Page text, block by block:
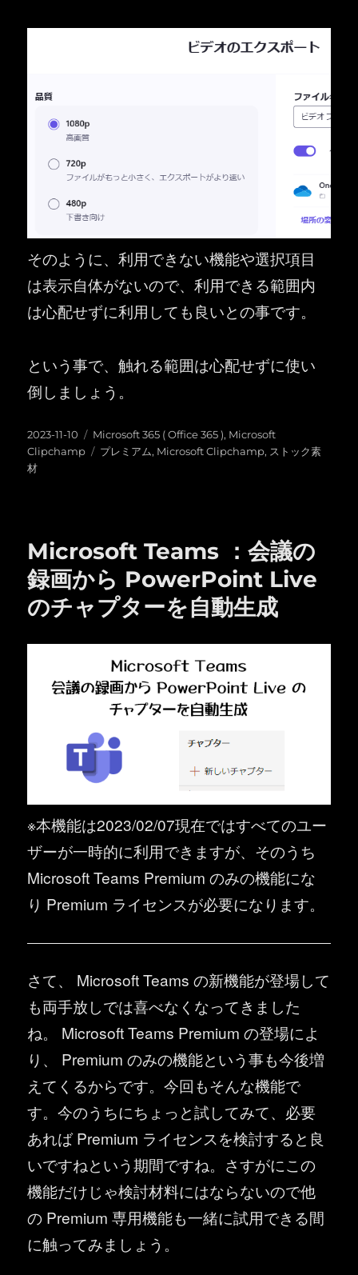
そのように、利用できない機能や選択項目
は表示自体がないので、利用できる範囲内
は心配せずに利用しても良いとの事です。
という事で、触れる範囲は心配せずに使い
倒しましょう。
投
稿
日:
2023-11-10
カ
テ
Microsoft 365 ( Office 365 ), Microsoft
Clipchamp
タ
プレミアム, Microsoft Clipchamp, ストック素
材
Microsoft Teams ：会議の
録画から PowerPoint Live
のチャプターを自動生成
※本機能は2023/02/07現在ではすべてのユー
ザーが一時的に利用できますが、そのうち
Microsoft Teams Premium のみの機能にな
り Premium ライセンスが必要になります。
さて、 Microsoft Teams の新機能が登場して
も両手放しでは喜べなくなってきました
ね。 Microsoft Teams Premium の登場によ
り、 Premium のみの機能という事も今後増
えてくるからです。今回もそんな機能で
す。今のうちにちょっと試してみて、必要
あれば Premium ライセンスを検討すると良
いですねという期間ですね。さすがにこの
機能だけじゃ検討材料にはならないので他
の Premium 専用機能も一緒に試用できる間
に触ってみましょう。